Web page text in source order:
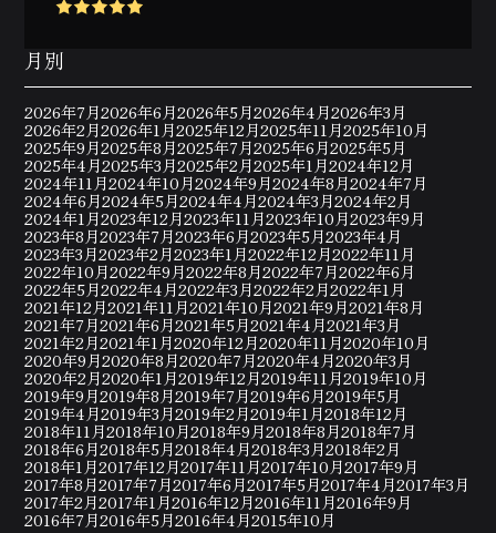
月別
2026年7月2026年6月2026年5月2026年4月2026年3月
2026年2月2026年1月2025年12月2025年11月2025年10月
2025年9月2025年8月2025年7月2025年6月2025年5月
2025年4月2025年3月2025年2月2025年1月2024年12月
2024年11月2024年10月2024年9月2024年8月2024年7月
2024年6月2024年5月2024年4月2024年3月2024年2月
2024年1月2023年12月2023年11月2023年10月2023年9月
2023年8月2023年7月2023年6月2023年5月2023年4月
2023年3月2023年2月2023年1月2022年12月2022年11月
2022年10月2022年9月2022年8月2022年7月2022年6月
2022年5月2022年4月2022年3月2022年2月2022年1月
2021年12月2021年11月2021年10月2021年9月2021年8月
2021年7月2021年6月2021年5月2021年4月2021年3月
2021年2月2021年1月2020年12月2020年11月2020年10月
2020年9月2020年8月2020年7月2020年4月2020年3月
2020年2月2020年1月2019年12月2019年11月2019年10月
2019年9月2019年8月2019年7月2019年6月2019年5月
2019年4月2019年3月2019年2月2019年1月2018年12月
2018年11月2018年10月2018年9月2018年8月2018年7月
2018年6月2018年5月2018年4月2018年3月2018年2月
2018年1月2017年12月2017年11月2017年10月2017年9月
2017年8月2017年7月2017年6月2017年5月2017年4月2017年3月
2017年2月2017年1月2016年12月2016年11月2016年9月
2016年7月2016年5月2016年4月2015年10月